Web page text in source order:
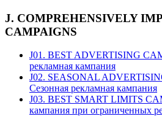
J. COMPREHENSIVELY
CAMPAIGNS
J01. BEST ADVERTISING
рекламная кампания
J02. SEASONAL
Сезонная рекламная кампания
J03. BEST SMART LIMITS
кампания при ограниченных